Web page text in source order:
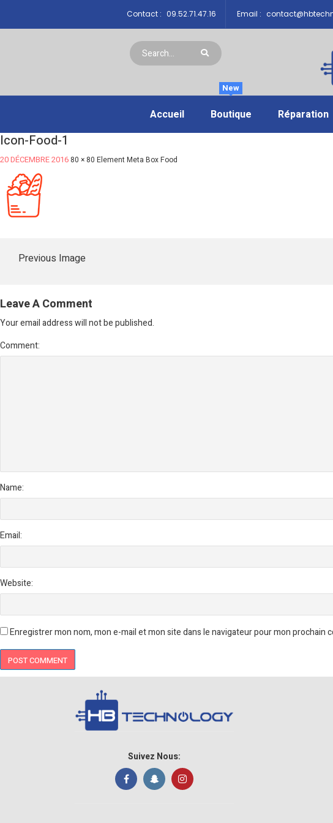
Contact : 09.52.71.47.16 Email :
Accueil Boutique
New
Réparation
Icon-Food-1
20 DÉCEMBRE 2016 80 × 80 Element Meta Box Food
Previous Image
Leave A Comment
Your email address will not be published.
Comment:
Name:
Email:
Website:
Enregistrer mon nom, mon e-mail et mon site dans le navigateur pour mon prochain
Suivez Nous: